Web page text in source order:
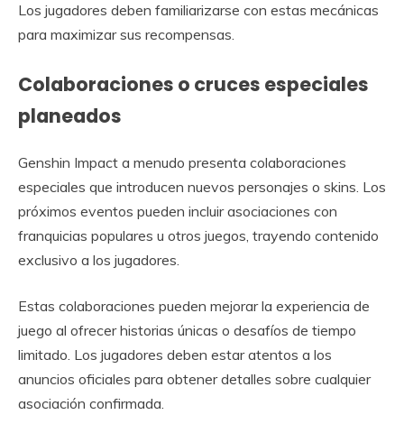
Los jugadores deben familiarizarse con estas mecánicas
para maximizar sus recompensas.
Colaboraciones o cruces especiales
planeados
Genshin Impact a menudo presenta colaboraciones
especiales que introducen nuevos personajes o skins. Los
próximos eventos pueden incluir asociaciones con
franquicias populares u otros juegos, trayendo contenido
exclusivo a los jugadores.
Estas colaboraciones pueden mejorar la experiencia de
juego al ofrecer historias únicas o desafíos de tiempo
limitado. Los jugadores deben estar atentos a los
anuncios oficiales para obtener detalles sobre cualquier
asociación confirmada.